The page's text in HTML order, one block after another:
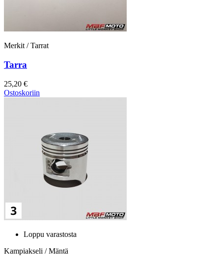
Merkit / Tarrat
Tarra
25,20 €
Ostoskoriin
Loppu varastosta
Kampiakseli / Mäntä